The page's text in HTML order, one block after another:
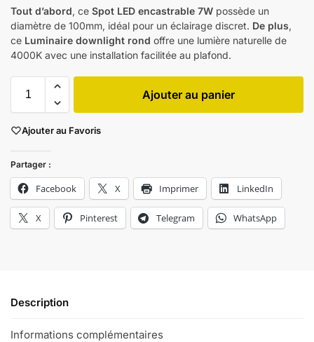
Tout d’abord, ce Spot LED encastrable 7W possède un
diamètre de 100mm, idéal pour un éclairage discret. De plus,
ce Luminaire downlight rond offre une lumière naturelle de
4000K avec une installation facilitée au plafond.
Ajouter au panier
Ajouter au Favoris
Partager :
Facebook X Imprimer LinkedIn
X Pinterest Telegram WhatsApp
Description
Informations complémentaires